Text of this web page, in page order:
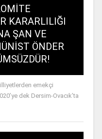
KARARLILIĞI
ŞAN VE
ÖNDER
emekçi
dek Dersim-Ovacık’ta